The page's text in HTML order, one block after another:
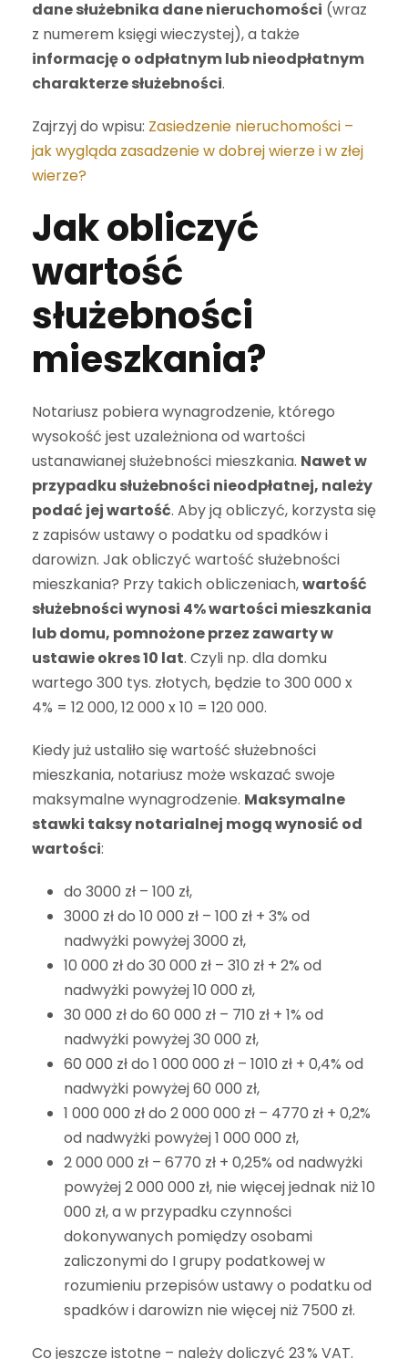
dane służebnika dane nieruchomości (wraz
z numerem księgi wieczystej), a także
informację o odpłatnym lub nieodpłatnym
charakterze służebności.
Zajrzyj do wpisu: Zasiedzenie nieruchomości –
jak wygląda zasadzenie w dobrej wierze i w złej
wierze?
Jak obliczyć
wartość
służebności
mieszkania?
Notariusz pobiera wynagrodzenie, którego
wysokość jest uzależniona od wartości
ustanawianej służebności mieszkania. Nawet w
przypadku służebności nieodpłatnej, należy
podać jej wartość. Aby ją obliczyć, korzysta się
z zapisów ustawy o podatku od spadków i
darowizn. Jak obliczyć wartość służebności
mieszkania? Przy takich obliczeniach,wartość
służebności wynosi 4% wartości mieszkania
lub domu, pomnożone przez zawarty w
ustawie okres 10 lat. Czyli np. dla domku
wartego 300 tys. złotych, będzie to 300 000 x
4% = 12 000, 12 000 x 10 = 120 000.
Kiedy już ustaliło się wartość służebności
mieszkania, notariusz może wskazać swoje
maksymalne wynagrodzenie. Maksymalne
stawki taksy notarialnej mogą wynosić od
wartości:
do 3000 zł – 100 zł,
3000 zł do 10 000 zł – 100 zł + 3% od
nadwyżki powyżej 3000 zł,
10 000 zł do 30 000 zł – 310 zł + 2% od
nadwyżki powyżej 10 000 zł,
30 000 zł do 60 000 zł – 710 zł + 1% od
nadwyżki powyżej 30 000 zł,
60 000 zł do 1 000 000 zł – 1010 zł + 0,4% od
nadwyżki powyżej 60 000 zł,
1 000 000 zł do 2 000 000 zł – 4770 zł + 0,2%
od nadwyżki powyżej 1 000 000 zł,
2 000 000 zł – 6770 zł + 0,25% od nadwyżki
powyżej 2 000 000 zł, nie więcej jednak niż 10
000 zł, a w przypadku czynności
dokonywanych pomiędzy osobami
zaliczonymi do I grupy podatkowej w
rozumieniu przepisów ustawy o podatku od
spadków i darowizn nie więcej niż 7500 zł.
Co jeszcze istotne – należy doliczyć 23 % VAT.